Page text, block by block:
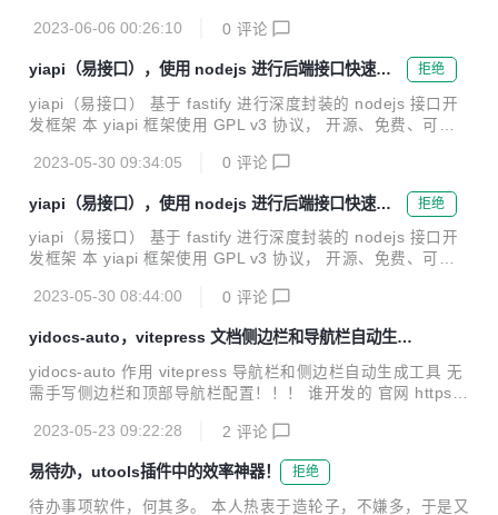
管功能。 文档教程 文档地址 ...
以下链接： yidocs 下载方法 为什么使用 yidocs ？ yidocs 开
箱即用，并且无需手动配置 侧边栏 和 导航栏。 如果我们使用
vitepress ，需要的配置如下： export default { themeConfi
g: { sidebar: { '/guide/': [ ...
2023-06-06 00:26:10 0 评论
yiapi（易接口），使用 nodejs 进行后端接口快速开
发
拒绝
yiapi（易接口） 基于 fastify 进行深度封装的 nodejs 接口开
发框架 本 yiapi 框架使用 GPL v3 协议， 开源、免费、可商
库表通过代码配置，一键同步 自动生成接口文档 自带权限、
角色、管理、日志等基础功能 自带邮件发送、文件上传等功能
自带日志打印和日志分割功能 效果 使用 yiapi + vue3 研发的
免费开源的 易管理 后台管理系统 场景 小型项目、博客系统、
论坛系统、官网、后台管理等 环境 请准备好 mysql 环境 请准
备好 redis 环境 安装 默认使用 pnpm 作为 nodejs 包管理...
2023-05-30 09:34:05 0 评论
yiapi（易接口），使用 nodejs 进行后端接口快速开
发
拒绝
yiapi（易接口） 基于 fastify 进行深度封装的 nodejs 接口开
发框架 本 yiapi 框架使用 GPL v3 协议， 开源、免费、可商
86 扣扣 24323626 邮箱 bimostyle@qq.com 知乎 知乎陈随
流探讨 创建了全球顶级程序员微信交流群，加入交流请加我微
信 特点 只需简单配置，立即上手开发 数据库表通过代码配
置，一键同步 自动生成接口文档 自带权限、角色、管理、日
2023-05-30 08:44:00 0 评论
yidocs-auto，vitepress 文档侧边栏和导航栏自动生成
工具
yidocs-auto 作用 vitepress 导航栏和侧边栏自动生成工具 无
需手写侧边栏和顶部导航栏配置！！！ 谁开发的 官网 https://
随易自 2019 年维护至今。 致力于为中小企业、外包公司、软
件工作室和个人开发者，提供技术规范、项目模板、效率工具
等。 效果 实际效果，请浏览 易文档 https://doc.yicode.tech
查看。 本文档的 顶部导航 和 左侧目录，均为自动生成。 截
2023-05-23 09:22:28 2 评论
易待办，utools插件中的效率神器！ 拒绝
待办事项软件，何其多。 本人热衷于造轮子，不嫌多，于是又